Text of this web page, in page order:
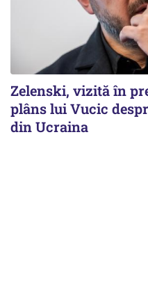
Zelenski, vizită în
plâns lui Vucic
din Ucraina